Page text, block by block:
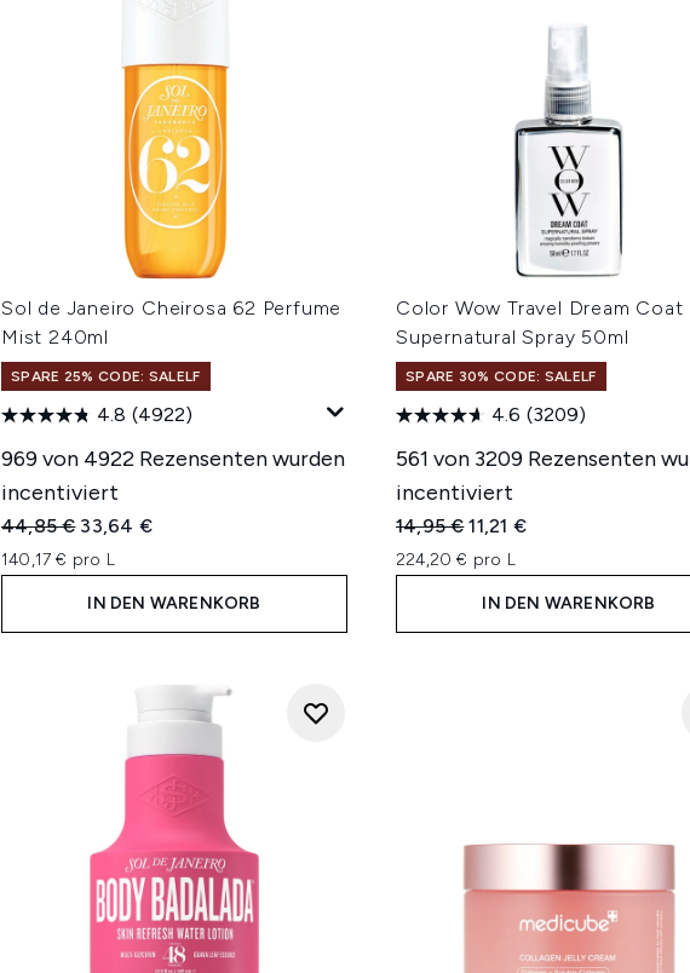
Sol de Janeiro Cheirosa 62 Perfume
Mist 240ml
SPARE 25% CODE: SALELF
4.8 (4922)
969 von 4922 Rezensenten wurden
incentiviert
Unverbindliche Preisempfehlung:
44,85 € Aktueller Preis:
33,64 €
140,17 € pro L
IN DEN WARENKORB
Color Wow Travel Dream Coat
Supernatural Spray 50ml
SPARE 30% CODE: SALELF
4.6 (3209)
561 von 3209 Rezensenten
incentiviert
Unverbindliche Preisempfehlung:
14,95 €Aktueller Preis:
11,21 €
224,20 € pro L
IN DEN WARENKORB